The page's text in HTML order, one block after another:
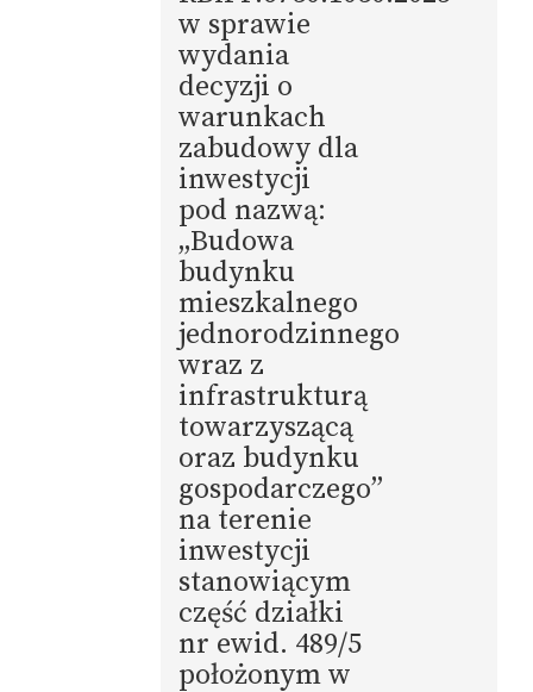
w sprawie
wydania
decyzji o
warunkach
zabudowy dla
inwestycji
pod nazwą:
„Budowa
budynku
mieszkalnego
jednorodzinnego
wraz z
infrastrukturą
towarzyszącą
oraz budynku
gospodarczego”
na terenie
inwestycji
stanowiącym
część działki
nr ewid. 489/5
położonym w